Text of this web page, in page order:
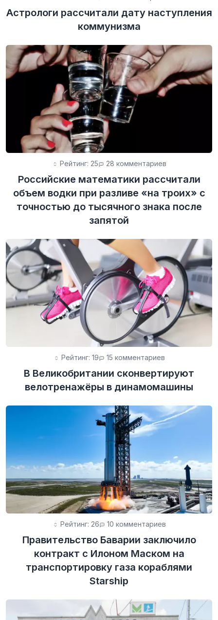
Астрологи рассчитали дату наступления
коммунизма
Рейтинг: 25 28 комментариев
Российские математики рассчитали
объем водки при разливе «на троих» с
точностью до тысячного знака после
запятой
Рейтинг: 19 15 комментариев
В Великобритании сконвертируют
велотренажёры в динамомашины
Рейтинг: 26 10 комментариев
Правительство Баварии заключило
контракт с Илоном Маском на
транспортировку газа кораблями
Starship